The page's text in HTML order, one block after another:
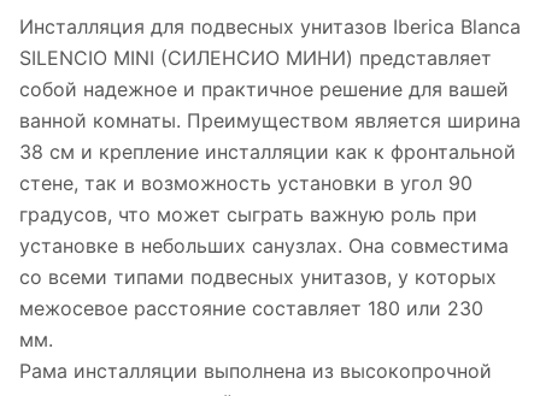
Инсталляция для подвесных унитазов Iberica Blanca
SILENCIO MINI (СИЛЕНСИО МИНИ) представляет
собой надежное и практичное решение для вашей
ванной комнаты. Преимуществом является ширина
38 см и крепление инсталляции как к фронтальной
стене, так и возможность установки в угол 90
градусов, что может сыграть важную роль при
установке в небольших санузлах. Она совместима
со всеми типами подвесных унитазов, у которых
межосевое расстояние составляет 180 или 230
мм.
Рама инсталляции выполнена из высокопрочной